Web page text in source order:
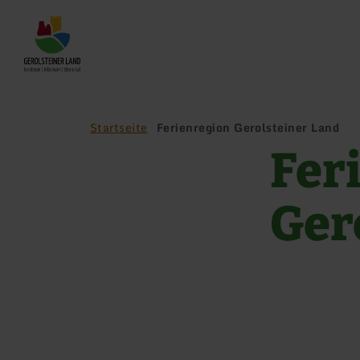
Zurück
Startseite
Startseite Ferienregion Gerolsteiner Land